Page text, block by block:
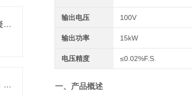
科威尔可编程直流电源常见疑问解析
探秘艾普斯大功率直流电源：高效能源转换的奥秘
输出电压 100V
输出功率 15kW
电压精度 ≤0.02%F.S.
一、产品概述